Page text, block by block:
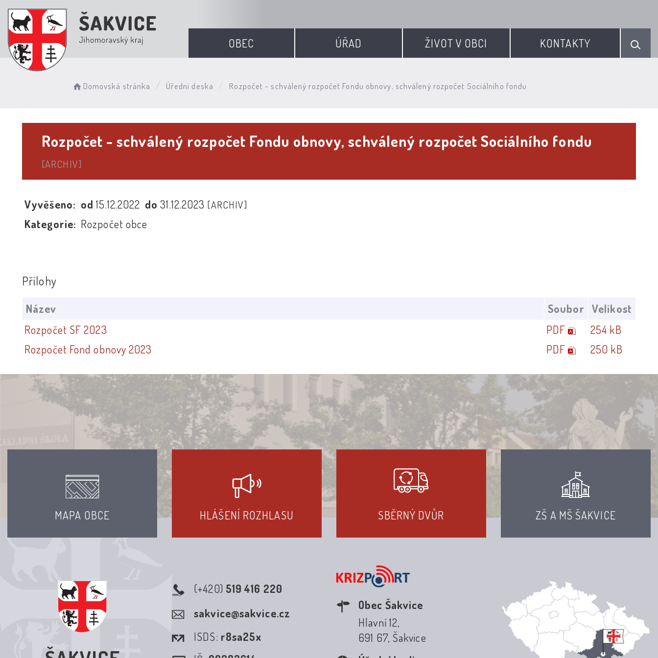
OBEC ÚŘAD ŽIVOT V OBCI KONTAKTY
Domovská stránka Úřední deska Rozpočet - schválený rozpočet Fondu obnovy, schválený rozpočet Sociálního fondu
Rozpočet - schválený rozpočet Fondu obnovy, schválený rozpočet Sociálního fondu
[ARCHIV]
Vyvěšeno: od15.12.2022 do31.12.2023 [ARCHIV]
Kategorie: Rozpočet obce
Přílohy
Název Soubor
Velikost
Rozpočet SF 2023
PDF
254 kB
Rozpočet Fond obnovy 2023
PDF 250 kB
MAPA OBCE HLÁŠENÍ ROZHLASU SBĚRNÝ DVŮR ZŠ A MŠ ŠAKVICE
(+420) 519 416 220
sakvice@sakvice.cz
ISDS: r8sa25x
Obec Šakvice
Hlavní 12,
691 67, Šakvice